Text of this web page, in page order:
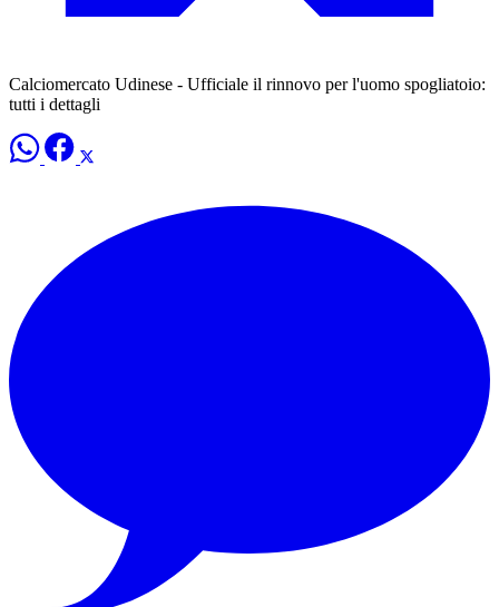
Calciomercato Udinese - Ufficiale il rinnovo per l'uomo spogliatoio:
tutti i dettagli